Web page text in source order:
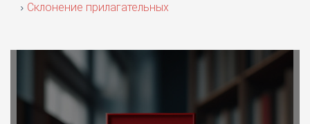
Склонение прилагательных